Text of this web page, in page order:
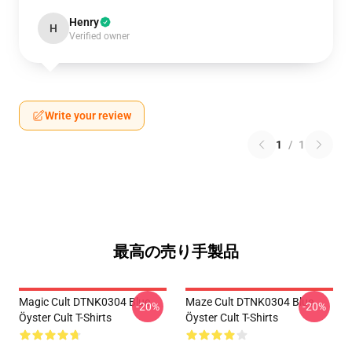
H Henry
Verified owner
Write your review
1 / 1
最高の売り手製品
Magic Cult DTNK0304 Blue
Öyster Cult T-Shirts
-20%
Maze Cult DTNK0304 Blue
Öyster Cult T-Shirts
-20%